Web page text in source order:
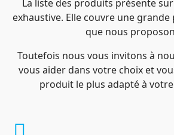
La liste des produits présente sur
exhaustive. Elle couvre une
que nous
Toutefois nous vous invitons à
vous aider dans votre choix et
produit le plus adapté à